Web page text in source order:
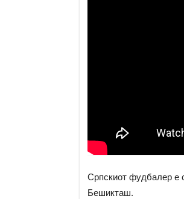
Српскиот фудбалер е
Бешикташ.